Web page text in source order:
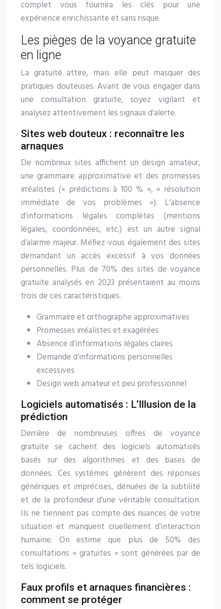
complet vous fournira les clés pour une
expérience enrichissante et sans risque.
Les pièges de la voyance gratuite
en ligne
La gratuité attire, mais elle peut masquer des
pratiques douteuses. Avant de vous engager dans
une consultation gratuite, soyez vigilant et
analysez attentivement les signaux d’alerte.
Sites web douteux : reconnaître les
arnaques
De nombreux sites affichent un design amateur,
une grammaire approximative et des promesses
irréalistes (« prédictions à 100 % », « résolution
immédiate de vos problèmes »). L’absence
d’informations légales complètes (mentions
légales, coordonnées, etc.) est un autre signal
d’alarme majeur. Méfiez-vous également des sites
demandant un accès excessif à vos données
personnelles. Plus de 70% des sites de voyance
gratuite analysés en 2023 présentaient au moins
trois de ces caractéristiques.
Grammaire et orthographe approximatives
Promesses irréalistes et exagérées
Absence d’informations légales claires
Demande d’informations personnelles
excessives
Design web amateur et peu professionnel
Logiciels automatisés : L’Illusion de la
prédiction
Derrière de nombreuses offres de voyance
gratuite se cachent des logiciels automatisés
basés sur des algorithmes et des bases de
données. Ces systèmes génèrent des réponses
génériques et imprécises, dénuées de la subtilité
et de la profondeur d’une véritable consultation.
Ils ne tiennent pas compte des nuances de votre
situation et manquent cruellement d’interaction
humaine. On estime que plus de 50% des
consultations « gratuites » sont générées par de
tels logiciels.
Faux profils et arnaques financières :
comment se protéger